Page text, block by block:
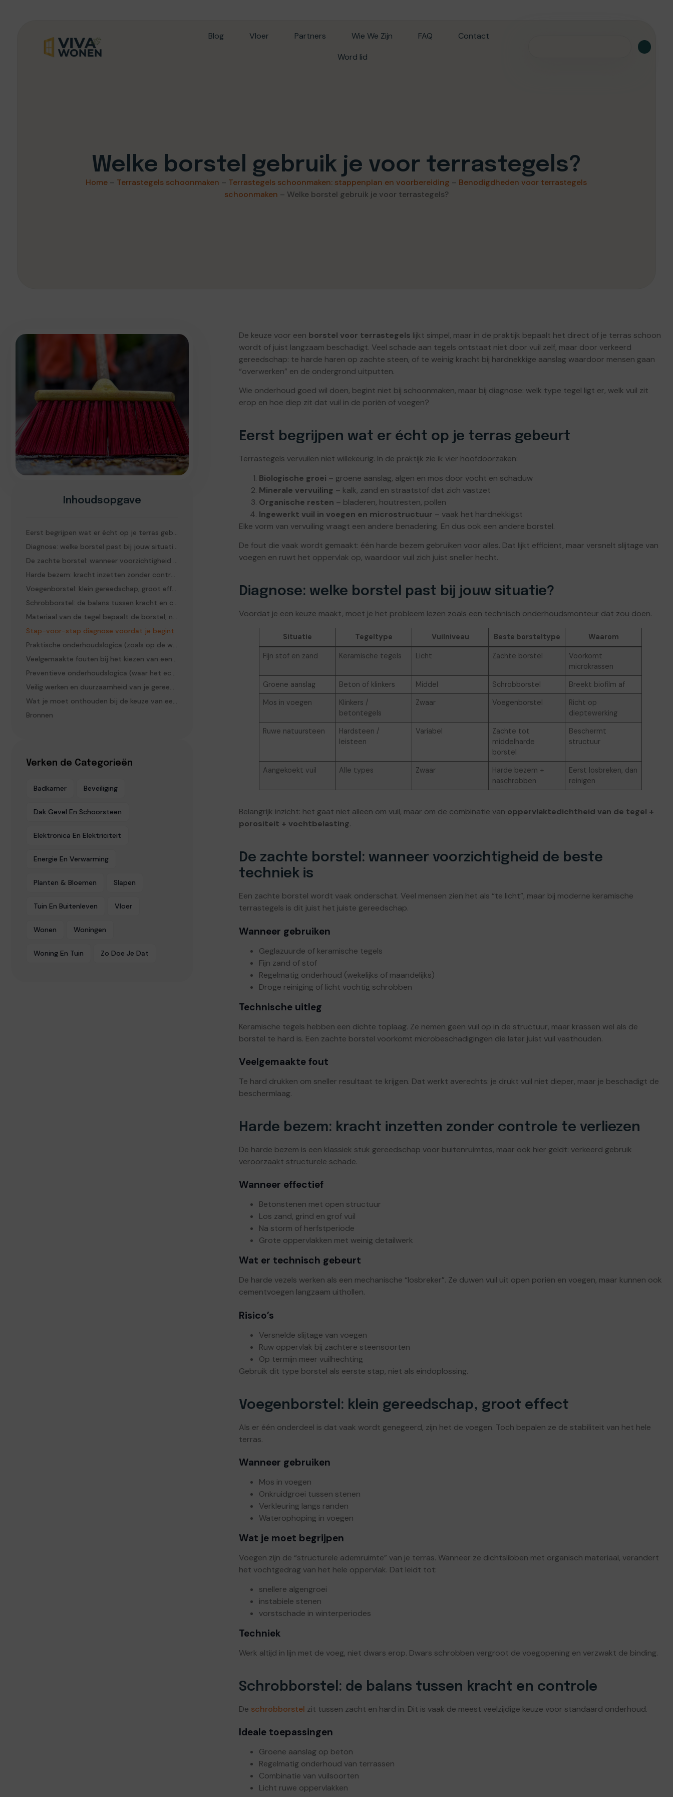
Blog Vloer Partners Wie We Zijn FAQ
Contact
Word lid
Welke borstel gebruik je voor terrastegels?
Home – Terrastegels schoonmaken – Terrastegels schoonmaken: stappenplan en voorbereiding – Benodigdheden voor terrastegels
schoonmaken – Welke borstel gebruik je voor terrastegels?
Inhoudsopgave
Eerst begrijpen wat er écht op je terras gebeurt
Diagnose: welke borstel past bij jouw situatie?
De zachte borstel: wanneer voorzichtigheid de beste techniek is
Harde bezem: kracht inzetten zonder controle te verliezen
Voegenborstel: klein gereedschap, groot effect
Schrobborstel: de balans tussen kracht en controle
Materiaal van de tegel bepaalt de borstel, niet andersom
Stap-voor-stap diagnose voordat je begint
Praktische onderhoudslogica (zoals op de werkvloer)
Veelgemaakte fouten bij het kiezen van een borstel voor terrastegels
Preventieve onderhoudslogica (waar het echt om draait)
Veilig werken en duurzaamheid van je gereedschap
Wat je moet onthouden bij de keuze van een borstel voor terrastegels
Bronnen
Verken de Categorieën
Badkamer Beveiliging
Dak Gevel En Schoorsteen
Elektronica En Elektriciteit
Energie En Verwarming
Planten & Bloemen Slapen
Tuin En Buitenleven Vloer
Wonen Woningen
Woning En Tuin Zo Doe Je Dat
De keuze voor een borstel voor terrastegels lijkt simpel, maar in de praktijk bepaalt het direct of je terras schoon
wordt of juist langzaam beschadigt. Veel schade aan tegels ontstaat niet door vuil zelf, maar door verkeerd
gereedschap: te harde haren op zachte steen, of te weinig kracht bij hardnekkige aanslag waardoor mensen gaan
“overwerken” en de ondergrond uitputten.
Wie onderhoud goed wil doen, begint niet bij schoonmaken, maar bij diagnose: welk type tegel ligt er, welk vuil zit
erop en hoe diep zit dat vuil in de poriën of voegen?
Eerst begrijpen wat er écht op je terras gebeurt
Terrastegels vervuilen niet willekeurig. In de praktijk zie ik vier hoofdoorzaken:
Biologische groei – groene aanslag, algen en mos door vocht en schaduw
Minerale vervuiling – kalk, zand en straatstof dat zich vastzet
Organische resten – bladeren, houtresten, pollen
Ingewerkt vuil in voegen en microstructuur – vaak het hardnekkigst
Elke vorm van vervuiling vraagt een andere benadering. En dus ook een andere borstel.
De fout die vaak wordt gemaakt: één harde bezem gebruiken voor alles. Dat lijkt efficiënt, maar versnelt slijtage van
voegen en ruwt het oppervlak op, waardoor vuil zich juist sneller hecht.
Diagnose: welke borstel past bij jouw situatie?
Voordat je een keuze maakt, moet je het probleem lezen zoals een technisch onderhoudsmonteur dat zou doen.
Situatie Tegeltype Vuilniveau Beste borsteltype Waarom
Fijn stof en zand Keramische tegels Licht Zachte borstel
Voorkomt
microkrassen
Groene aanslag
Beton of klinkers Middel Schrobborstel
Breekt biofilm af
Mos in voegen
Klinkers /
betontegels
Zwaar Voegenborstel
Richt op
dieptewerking
Ruwe natuursteen
Hardsteen /
leisteen
Variabel
Zachte tot
middelharde
borstel
Beschermt
structuur
Aangekoekt vuil Alle types Zwaar
Harde bezem +
naschrobben
Eerst losbreken, dan
reinigen
Belangrijk inzicht: het gaat niet alleen om vuil, maar om de combinatie van oppervlaktedichtheid van de tegel +
porositeit + vochtbelasting.
De zachte borstel: wanneer voorzichtigheid de beste
techniek is
Een zachte borstel wordt vaak onderschat. Veel mensen zien het als “te licht”, maar bij moderne keramische
terrastegels is dit juist het juiste gereedschap.
Wanneer gebruiken
Geglazuurde of keramische tegels
Fijn zand of stof
Regelmatig onderhoud (wekelijks of maandelijks)
Droge reiniging of licht vochtig schrobben
Technische uitleg
Keramische tegels hebben een dichte toplaag. Ze nemen geen vuil op in de structuur, maar krassen wel als de
borstel te hard is. Een zachte borstel voorkomt microbeschadigingen die later juist vuil vasthouden.
Veelgemaakte fout
Te hard drukken om sneller resultaat te krijgen. Dat werkt averechts: je drukt vuil niet dieper, maar je beschadigt de
beschermlaag.
Harde bezem: kracht inzetten zonder controle te verliezen
De harde bezem is een klassiek stuk gereedschap voor buitenruimtes, maar ook hier geldt: verkeerd gebruik
veroorzaakt structurele schade.
Wanneer effectief
Betonstenen met open structuur
Los zand, grind en grof vuil
Na storm of herfstperiode
Grote oppervlakken met weinig detailwerk
Wat er technisch gebeurt
De harde vezels werken als een mechanische “losbreker”. Ze duwen vuil uit open poriën en voegen, maar kunnen ook
cementvoegen langzaam uithollen.
Risico’s
Versnelde slijtage van voegen
Ruw oppervlak bij zachtere steensoorten
Op termijn meer vuilhechting
Gebruik dit type borstel als eerste stap, niet als eindoplossing.
Voegenborstel: klein gereedschap, groot effect
Als er één onderdeel is dat vaak wordt genegeerd, zijn het de voegen. Toch bepalen ze de stabiliteit van het hele
terras.
Wanneer gebruiken
Mos in voegen
Onkruidgroei tussen stenen
Verkleuring langs randen
Waterophoping in voegen
Wat je moet begrijpen
Voegen zijn de “structurele ademruimte” van je terras. Wanneer ze dichtslibben met organisch materiaal, verandert
het vochtgedrag van het hele oppervlak. Dat leidt tot:
snellere algengroei
instabiele stenen
vorstschade in winterperiodes
Techniek
Werk altijd in lijn met de voeg, niet dwars erop. Dwars schrobben vergroot de voegopening en verzwakt de binding.
Schrobborstel: de balans tussen kracht en controle
De schrobborstel zit tussen zacht en hard in. Dit is vaak de meest veelzijdige keuze voor standaard onderhoud.
Ideale toepassingen
Groene aanslag op beton
Regelmatig onderhoud van terrassen
Combinatie van vuilsoorten
Licht ruwe oppervlakken